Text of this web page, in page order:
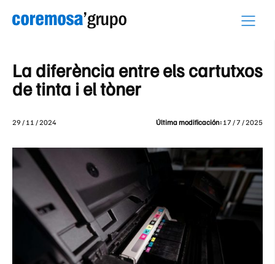
La diferència entre els cartutxos
de tinta i el tòner
29 / 11 / 2024 Última modificación: 17 / 7 / 2025